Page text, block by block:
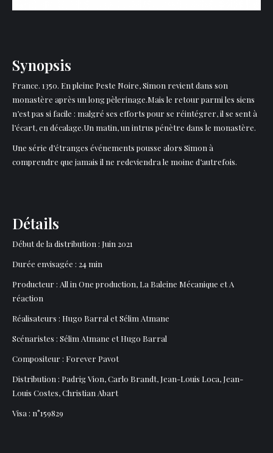
Synopsis
France. 1350. En pleine Peste Noire, Simon revient dans son
monastère après un long pèlerinage.Mais le retour parmi les siens
n’est pas si facile : malgré ses efforts pour se réintégrer, il se sent à
l’écart, en décalage.Un matin, un intrus pénètre dans le monastère.
Une série d’étranges événements pousse alors Simon à
comprendre que jamais il ne redeviendra le moine d’autrefois.
Détails
Début de la distribution : Juin 2021
Durée envisagée : 24 min
Producteur : All in One production, La Baleine Mécanique et A
réaction
Réalisateurs : Hugo Barral et Sélim Atmane
Scénaristes : Sélim Atmane et Hugo Barral
Compositeur : Forever Pavot
Distribution : Padrig Vion, Carlo Brandt, Jean-Louis Loca, Jean-
Louis Costes, Christian Abart
Visa : n°159829